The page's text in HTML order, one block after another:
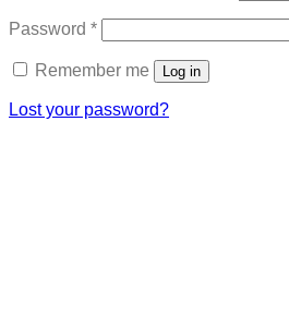
Password *Required
Remember me Log in
Lost your password?